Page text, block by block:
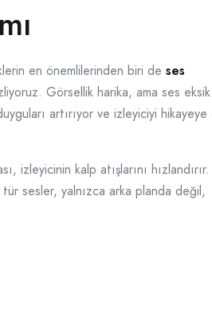
en önemlilerinden biri de ses
Görsellik harika, ama ses
artırıyor ve izleyiciyi hikayeye
kalp atışlarını hızlandırır.
sesler, yalnızca arka planda değil,